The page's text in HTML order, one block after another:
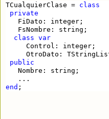
TCualquierClase = class
private
   FiDato: integer;
   FsNombre: string;
class var
     Control: integer;
OtroDato:
public
   Nombre: string;
   ...
end ;